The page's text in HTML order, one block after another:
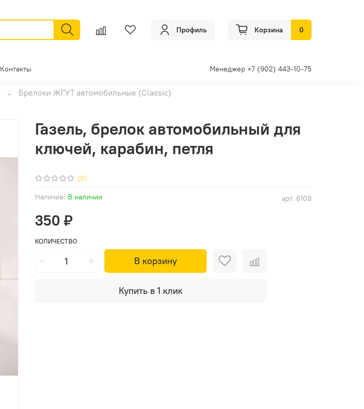
Профиль Корзина 0
Контакты Менеджер +7 (902) 443-10-75
Брелоки ЖГУТ автомобильные (Classic)
(0)
арт. 6108
Наличие: В наличии
Газель, брелок автомобильный для
ключей, карабин, петля
350 ₽
КОЛИЧЕСТВО
В корзину
Купить в 1 клик